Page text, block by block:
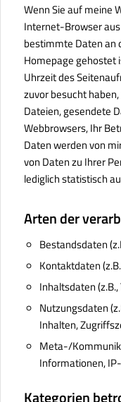
Wenn Sie auf meine
Internet-Browser
bestimmte Daten an
Homepage gehostet
Uhrzeit des
zuvor besucht
Dateien, gesendete
Webbrowsers, Ihr
Daten werden von
von Daten zu Ihrer
lediglich statistisch
Arten der
Bestandsdaten
Kontaktdaten
Inhaltsdaten
Nutzungsdaten
Inhalten,
Meta-/
Informationen,
Kategorien